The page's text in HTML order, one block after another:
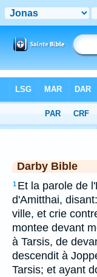
Darby Bible
1 Et la parole de
d'Amitthai, disant:
ville, et crie
montee devant
à Tarsis, de
descendit à
Tarsis; et ayant